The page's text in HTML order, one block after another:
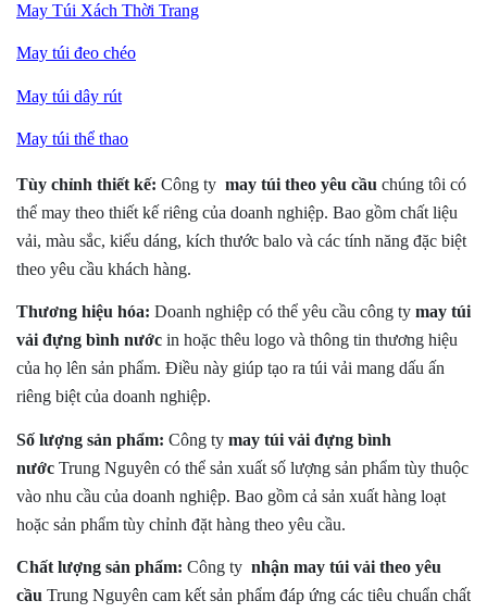
May Túi Xách Thời Trang
May túi đeo chéo
May túi dây rút
May túi thể thao
Tùy chỉnh thiết kế: Công ty may túi theo yêu cầu chúng tôi có
thể may theo thiết kế riêng của doanh nghiệp. Bao gồm chất liệu
vải, màu sắc, kiểu dáng, kích thước balo và các tính năng đặc biệt
theo yêu cầu khách hàng.
Thương hiệu hóa: Doanh nghiệp có thể yêu cầu công ty may túi
vải đựng bình nước in hoặc thêu logo và thông tin thương hiệu
của họ lên sản phẩm. Điều này giúp tạo ra túi vải mang dấu ấn
riêng biệt của doanh nghiệp.
Số lượng sản phẩm: Công ty may túi vải đựng bình
nước Trung Nguyên có thể sản xuất số lượng sản phẩm tùy thuộc
vào nhu cầu của doanh nghiệp. Bao gồm cả sản xuất hàng loạt
hoặc sản phẩm tùy chỉnh đặt hàng theo yêu cầu.
Chất lượng sản phẩm: Công ty nhận may túi vải theo yêu
cầu Trung Nguyên cam kết sản phẩm đáp ứng các tiêu chuẩn chất